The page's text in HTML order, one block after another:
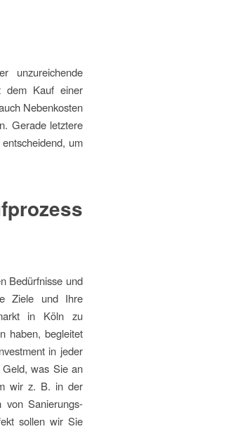
unzureichende
dem Kauf einer
Nebenkosten
Gerade letztere
um
Bedürfnisse und
Ziele und Ihre
in Köln zu
haben, begleitet
in jeder
was Sie an
wir z. B. in der
von Sanierungs-
sollen wir Sie